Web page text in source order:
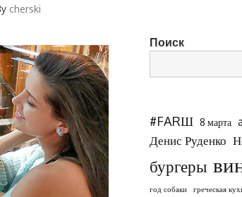
cherski
Поиск
#FARШ 8 марта
Денис Руденко
бургеры
год собаки греческая